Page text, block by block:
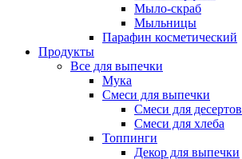
Мыло-скраб
Мыльницы
Парафин косметический
Продукты
Все для выпечки
Мука
Смеси для выпечки
Смеси для десертов
Смеси для хлеба
Топпинги
Декор для выпечки